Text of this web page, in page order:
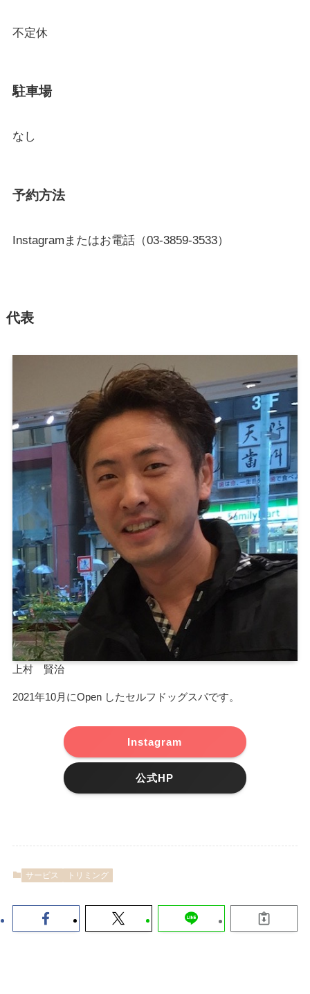
不定休
駐車場
なし
予約方法
Instagramまたはお電話（03-3859-3533）
代表
上村 賢治
2021年10月にOpen したセルフドッグスパです。
Instagram
公式HP
サービス トリミング